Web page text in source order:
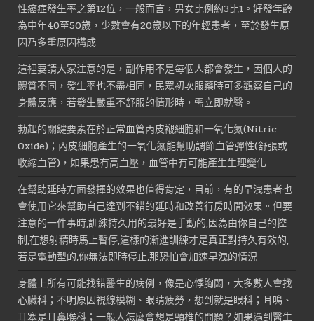
性癌症發生率之第12位，一般而言，男女比例約3比1。好發年齡
為中年40至50歲，少數會有20歲以下的年輕患者，至於發生原
因乃多重原因構成
這裡要請大家注意的是，副作用不是每個人都會發生，因個人的
體質不同，發生率也不盡相同，民眾初次服藥時可多觀察自己的
身體反應，若發生嚴重不舒服的情形時，需立即就醫。
勃起的關鍵要素在於正常血管內皮襯細胞和一氧化氮(Nitric
Oxide)；內皮細胞產生的一氧化氮能幫助調節血管彈性(舒張或
收縮血管)，如果患有高血壓，血管中有可能產生生理變化
在幫助延時方面發揮的效果也值得肯定，目前，有的早洩患者也
會使用它來幫助自己達到不錯的延時和改善行房時間效果。但要
注意的一件事時,訓練持久用的最好是手動的,因為由你自己的控
制,在想射精時馬上暫停,這樣的漸進訓練才是真正對持久有效的,
若是電動型的,你無法即時停止,那恐怕會加速早洩的情況
身體上所有可能找錯醫生的病例，像是心悸胸悶，大多數人會找
心臟科；不明原因視線模糊、眼睛疲勞，想到就是眼科；耳鳴、
耳塞是耳鼻喉科；一般人怎麼會想是頸椎的問題？如果遇到醫生